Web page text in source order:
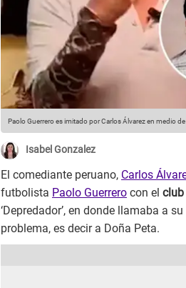
Paolo Guerrero es imitado por Carlos Álvarez en medio
Isabel Gonzalez
El comediante peruano, Carlos
futbolista Paolo Guerrero con el club
‘Depredador’, en donde llamaba a
problema, es decir a Doña Peta.